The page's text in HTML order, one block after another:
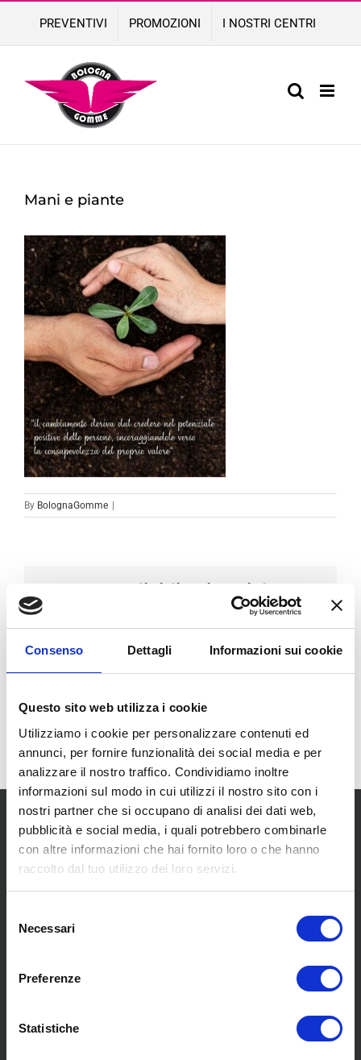
Consenso Dettagli Informazioni sui cookie
Questo sito web utilizza i cookie
Utilizziamo i cookie per personalizzare contenuti ed
annunci, per fornire funzionalità dei social media e per
analizzare il nostro traffico. Condividiamo inoltre
informazioni sul modo in cui utilizzi il nostro sito con i
nostri partner che si occupano di analisi dei dati web,
pubblicità e social media, i quali potrebbero combinarle
con altre informazioni che hai fornito loro o che hanno
raccolto dal tuo utilizzo dei loro servizi.
delNecessari
Preferenze
Statistiche
content
PREVENTIVI PROMOZIONI I NOSTRI CENTRI
Mani e piante
By BolognaGomme
Condividi sui social
FacebookLinkedInEmail
Chi siamo